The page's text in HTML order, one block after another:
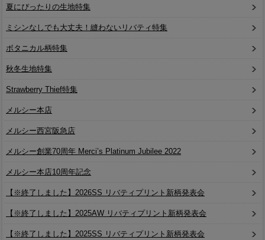
夏にぴったりの生地特集
ミシンなしでも大丈夫！縫わないリバティ特集
ボタニカル柄特集
秋冬生地特集
Strawberry Thief特集
メルシー本店
メルシー西宮阪急店
メルシー創業70周年 Merci’s Platinum Jubilee 2022
メルシー本店10周年記念
【※終了しました】2026SS リバティプリント新柄発表会
【※終了しました】2025AW リバティプリント新柄発表会
【※終了しました】2025SS リバティプリント新柄発表会